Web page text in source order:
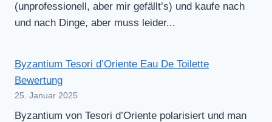
(unprofessionell, aber mir gefällt’s) und kaufe nach
und nach Dinge, aber muss leider...
Byzantium Tesori d’Oriente Eau De Toilette
Bewertung
25. Januar 2025
Byzantium von Tesori d’Oriente polarisiert und man